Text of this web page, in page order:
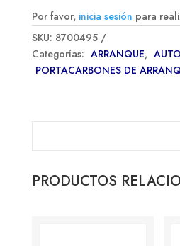
Por favor, inicia sesión para
SKU: 8700495
Categorías: ARRANQUE,
PORTACARBONES DE
PRODUCTOS